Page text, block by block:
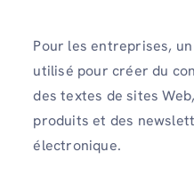
Pour les entreprises,
utilisé pour créer du
des textes de sites
produits et des
électronique.